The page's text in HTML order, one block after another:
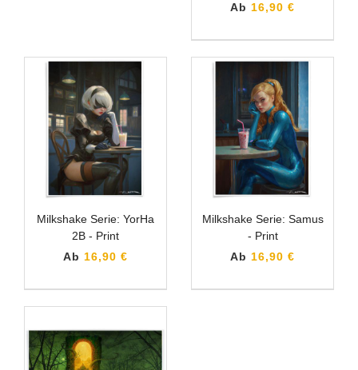
Ab 16,90 €
Milkshake Serie: YorHa
2B - Print
Ab 16,90 €
Milkshake Serie: Samus
- Print
Ab 16,90 €